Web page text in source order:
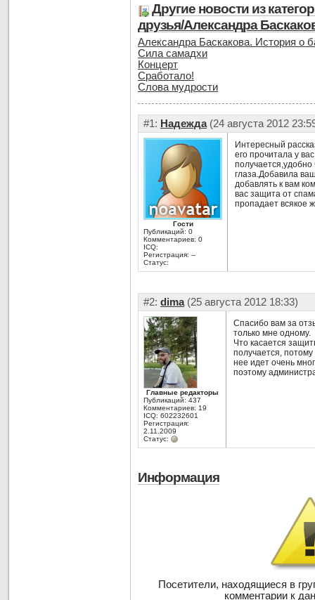
Другие новости из
друзья/Александра
Александра Баскакова. История о
Сила самадхи
Концерт
Сработало!
Слова мудрости
#1: Надежда(24 августа 2012
Гости
Публикаций: 0
Комментариев: 0
ICQ:
Регистрация: --
Статус:
Интересный
его прочитала у
глаза.Добавила
добавлять к вам
вас защита от
пропадает всякое
#2: dima(25 августа 2012 18:33)
Главные редакторы
Публикаций: 437
Комментариев: 19
ICQ: 602232601
Регистрация:
2.11.2009
Статус:
Спасибо вам за
только мне одному.
Что касается
получается,
нее идет очень
поэтому
Информация
Посетители, находящиеся в
комментарии к